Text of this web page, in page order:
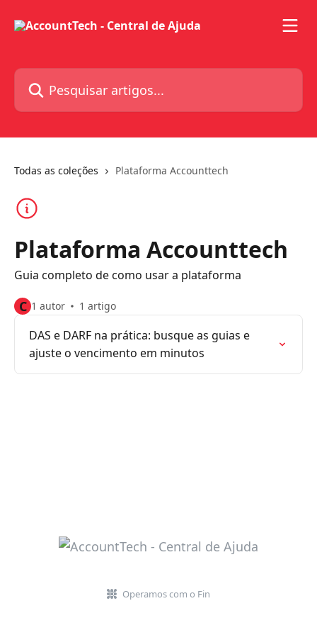
Pesquisar artigos...
Todas as coleções Plataforma Accounttech
Plataforma Accounttech
Guia completo de como usar a plataforma
C 1 autor 1 artigo
DAS e DARF na prática: busque as guias e
ajuste o vencimento em minutos
Operamos com o Fin